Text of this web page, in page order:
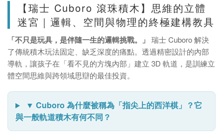
品
牌
瑞士
CUBORO
(11)
【瑞士 Cuboro 滾珠積木】思維的立體
迷宮｜邏輯、空間與物理的終極建構教具
「不只是玩具，是伴隨一生的邏輯挑戰。」 瑞士 Cuboro 解決
了傳統積木玩法固定、缺乏深度的痛點。透過精密設計的內部
導軌，讓孩子在「看不見的方塊內部」建立 3D 軌道，是訓練立
體空間思維與跨領域思辯的最佳投資。
▼ Cuboro 為什麼被稱為「指尖上的西洋棋」？它
與一般軌道積木有何不同？